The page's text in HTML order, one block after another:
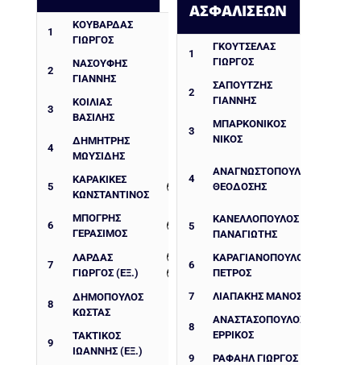
1
ΚΟΥΒΑΡΔΑΣ
ΓΙΩΡΓΟΣ
2
ΝΑΣΟΥΦΗΣ
ΓΙΑΝΝΗΣ
3
ΚΟΙΛΙΑΣ
ΒΑΣΙΛΗΣ
4
ΔΗΜΗΤΡΗΣ
ΜΩΥΣΙΔΗΣ
5
ΚΑΡΑΚΙΚΕΣ
ΚΩΝΣΤΑΝΤΙΝΟΣ
6
ΜΠΟΓΡΗΣ
ΓΕΡΑΣΙΜΟΣ
7
ΛΑΡΔΑΣ
ΓΙΩΡΓΟΣ (ΕΞ.)
8
ΔΗΜΟΠΟΥΛΟΣ
ΚΩΣΤΑΣ
9
ΤΑΚΤΙΚΟΣ
ΙΩΑΝΝΗΣ (ΕΞ.)
ΑΣΦΑΛΙΣΕΩΝ
1
ΓΚΟΎΤΣΕΛΑΣ
ΓΙΏΡΓΟΣ
2
ΣΑΠΟΥΤΖΉΣ
ΓΙΆΝΝΗΣ
3
ΜΠΑΡΚΟΝΊΚΟΣ
ΝΊΚΟΣ
4
ΑΝΑΓΝΩΣΤΌΠΟΥΛΟΣ
ΘΕΟΔΌΣΗΣ
5
ΚΑΝΕΛΛΌΠΟΥΛΟΣ
ΠΑΝΑΓΙΏΤΗΣ
6
ΚΑΡΑΓΙΑΝΌΠΟΥΛΟΣ
ΠΈΤΡΟΣ
7
ΛΙΑΠΆΚΗΣ ΜΆΝΟΣ
8
ΑΝΑΣΤΑΣΌΠΟΥΛΟΣ
ΕΡΡΊΚΟΣ
9
ΡΑΦΑΉΛ ΓΙΏΡΓΟΣ